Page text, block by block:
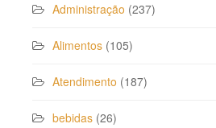
Administração (237)
Alimentos (105)
Atendimento (187)
bebidas (26)